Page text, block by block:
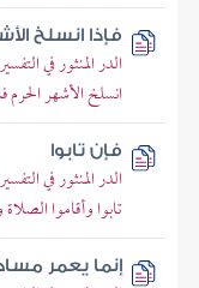
فإذا انسلخ
الدر المنثور في
انسلخ الأشهر الحرم
فإن تابوا
الدر المنثور في
تابوا وأقاموا الصلاة
إنما يعمر